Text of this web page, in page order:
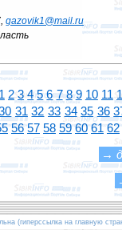
gazovik1@mail.ru
1 2 3 4 5 6 7 8 9 10 11
31 32 33 34 35 36
56 57 58 59 60 61 62
→
(гиперссылка на главную